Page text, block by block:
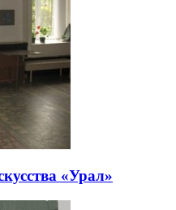
«Урал»